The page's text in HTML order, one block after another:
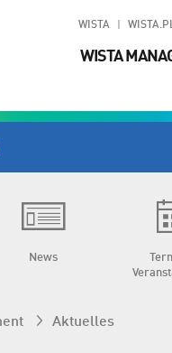
WISTA
WISTA
News
Aktuelles